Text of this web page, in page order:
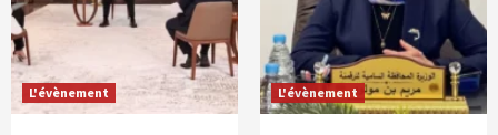
L'évènement L'évènement